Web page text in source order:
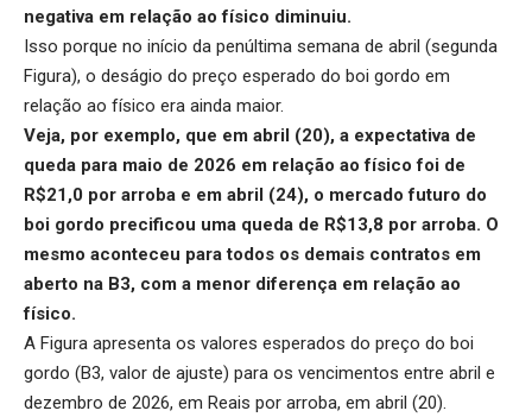
negativa em relação ao físico diminuiu.
Isso porque no início da penúltima semana de abril (segunda
Figura), o deságio do preço esperado do boi gordo em
relação ao físico era ainda maior.
Veja, por exemplo, que em abril (20), a expectativa de
queda para maio de 2026 em relação ao físico foi de
R$21,0 por arroba e em abril (24), o mercado futuro do
boi gordo precificou uma queda de R$13,8 por arroba. O
mesmo aconteceu para todos os demais contratos em
aberto na B3, com a menor diferença em relação ao
físico.
A Figura apresenta os valores esperados do preço do boi
gordo (B3, valor de ajuste) para os vencimentos entre abril e
dezembro de 2026, em Reais por arroba, em abril (20).